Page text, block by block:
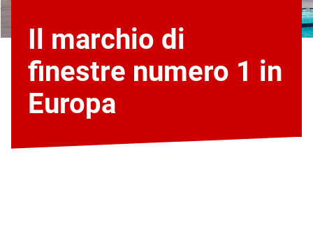
Il marchio di
finestre numero 1 in
Europa